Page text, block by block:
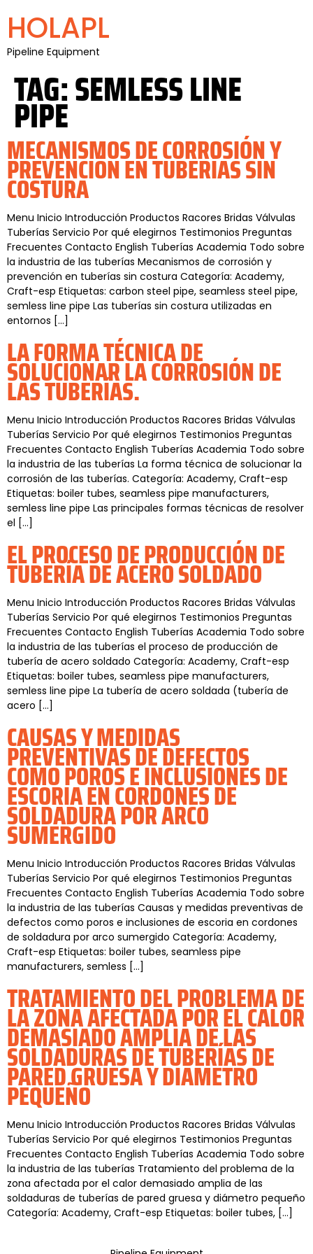
HOLAPL
Pipeline Equipment
TAG:SEMLESS LINE
PIPE
MECANISMOS DE CORROSIÓN Y
PREVENCIÓN EN TUBERÍAS SIN
COSTURA
Menu Inicio Introducción Productos Racores Bridas Válvulas
Tuberías Servicio Por qué elegirnos Testimonios Preguntas
Frecuentes Contacto English Tuberías Academia Todo sobre
la industria de las tuberías Mecanismos de corrosión y
prevención en tuberías sin costura Categoría: Academy,
Craft-esp Etiquetas: carbon steel pipe, seamless steel pipe,
semless line pipe Las tuberías sin costura utilizadas en
entornos […]
LA FORMA TÉCNICA DE
SOLUCIONAR LA CORROSIÓN DE
LAS TUBERÍAS.
Menu Inicio Introducción Productos Racores Bridas Válvulas
Tuberías Servicio Por qué elegirnos Testimonios Preguntas
Frecuentes Contacto English Tuberías Academia Todo sobre
la industria de las tuberías La forma técnica de solucionar la
corrosión de las tuberías. Categoría: Academy, Craft-esp
Etiquetas: boiler tubes, seamless pipe manufacturers,
semless line pipe Las principales formas técnicas de resolver
el […]
EL PROCESO DE PRODUCCIÓN DE
TUBERÍA DE ACERO SOLDADO
Menu Inicio Introducción Productos Racores Bridas Válvulas
Tuberías Servicio Por qué elegirnos Testimonios Preguntas
Frecuentes Contacto English Tuberías Academia Todo sobre
la industria de las tuberías el proceso de producción de
tubería de acero soldado Categoría: Academy, Craft-esp
Etiquetas: boiler tubes, seamless pipe manufacturers,
semless line pipe La tubería de acero soldada (tubería de
acero […]
CAUSAS Y MEDIDAS
PREVENTIVAS DE DEFECTOS
COMO POROS E INCLUSIONES DE
ESCORIA EN CORDONES DE
SOLDADURA POR ARCO
SUMERGIDO
Menu Inicio Introducción Productos Racores Bridas Válvulas
Tuberías Servicio Por qué elegirnos Testimonios Preguntas
Frecuentes Contacto English Tuberías Academia Todo sobre
la industria de las tuberías Causas y medidas preventivas de
defectos como poros e inclusiones de escoria en cordones
de soldadura por arco sumergido Categoría: Academy,
Craft-esp Etiquetas: boiler tubes, seamless pipe
manufacturers, semless […]
TRATAMIENTO DEL PROBLEMA DE
LA ZONA AFECTADA POR EL CALOR
DEMASIADO AMPLIA DE LAS
SOLDADURAS DE TUBERÍAS DE
PARED GRUESA Y DIÁMETRO
PEQUEÑO
Menu Inicio Introducción Productos Racores Bridas Válvulas
Tuberías Servicio Por qué elegirnos Testimonios Preguntas
Frecuentes Contacto English Tuberías Academia Todo sobre
la industria de las tuberías Tratamiento del problema de la
zona afectada por el calor demasiado amplia de las
soldaduras de tuberías de pared gruesa y diámetro pequeño
Categoría: Academy, Craft-esp Etiquetas: boiler tubes, […]